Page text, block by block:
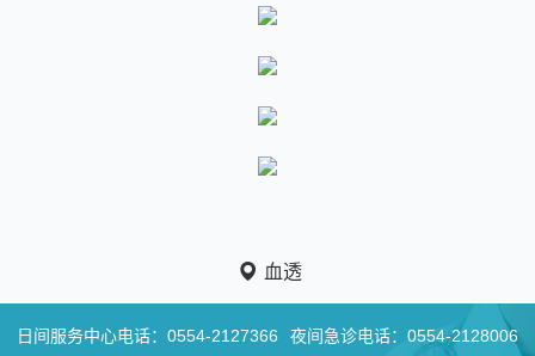
血透
日间服务中心电话： 0554-2127366 夜间急诊电话： 0554-2128006